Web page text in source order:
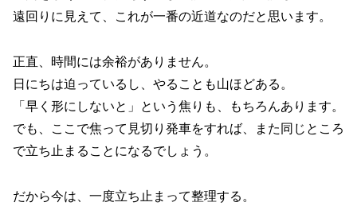
遠回りに見えて、これが一番の近道なのだと思います。
正直、時間には余裕がありません。
日にちは迫っているし、やることも山ほどある。
「早く形にしないと」という焦りも、もちろんあります。
でも、ここで焦って見切り発車をすれば、また同じところ
で立ち止まることになるでしょう。
だから今は、一度立ち止まって整理する。